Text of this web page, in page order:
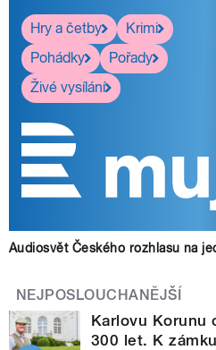
Hry a četby
Krimi
Pohádky
Pořady
Živé vysílání
Audiosvět Českého rozhlasu na
NEJPOSLOUCHANĚJŠÍ
Karlovu Korunu
300 let. K